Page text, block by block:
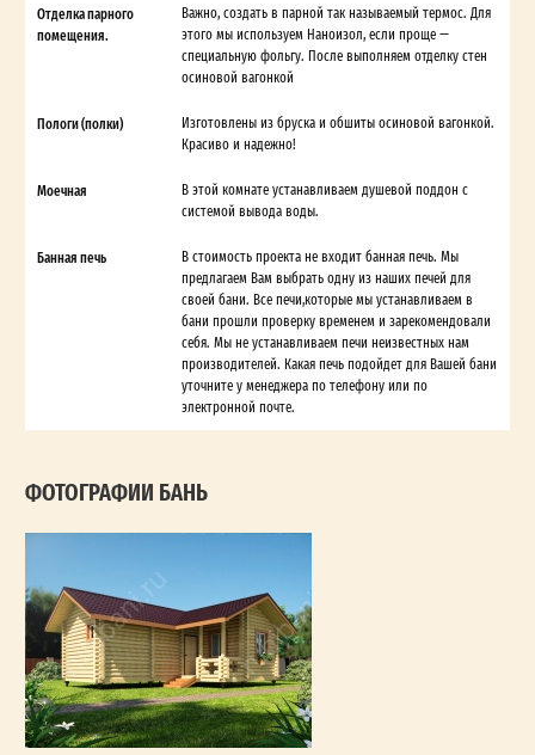
Отделка парного
помещения.
Важно, создать в парной так называемый термос. Для
этого мы используем Наноизол, если проще —
специальную фольгу. После выполняем отделку стен
осиновой вагонкой
Пологи (полки)
Изготовлены из бруска и обшиты осиновой вагонкой.
Красиво и надежно!
Моечная
В этой комнате устанавливаем душевой поддон с
системой вывода воды.
Банная печь
В стоимость проекта не входит банная печь. Мы
предлагаем Вам выбрать одну из наших печей для
своей бани. Все печи,которые мы устанавливаем в
бани прошли проверку временем и зарекомендовали
себя. Мы не устанавливаем печи неизвестных нам
производителей. Какая печь подойдет для Вашей бани
уточните у менеджера по телефону или по
электронной почте.
ФОТОГРАФИИ БАНЬ